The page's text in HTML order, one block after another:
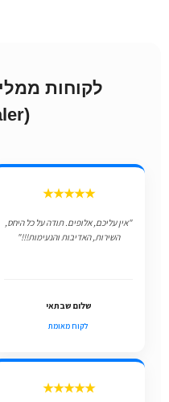
לקוחות
(Digitaler)
★★★★★
"אין עליכם, אלופים. תודה על כל היחס,
השירות, האדיבות והנעימות!!!"
שלום שבתאי
לקוח מאומת
★★★★★